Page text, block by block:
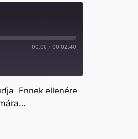
00:00 / 00:02:40
Ennek ellenére